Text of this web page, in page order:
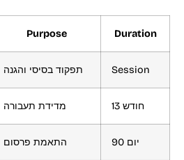
Purpose Duration
תפקוד בסיסי והגנה Session
מדידת תעבורה 13 חודש
התאמת פרסום 90 יום